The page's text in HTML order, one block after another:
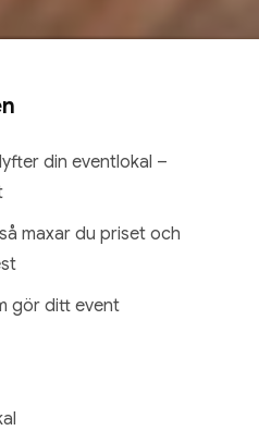
din eventlokal –
maxar du priset och
gör ditt event